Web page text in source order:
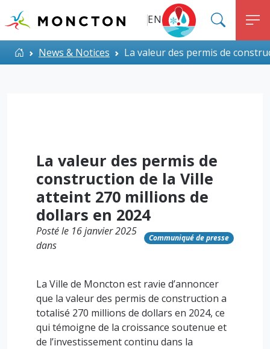
Top Menu
EN
ALERT MONCTON
Accueil
News & Notices La valeur des permis de
La valeur des permis de
construction de la Ville
atteint 270 millions de
dollars en 2024
Posté le 16 janvier 2025
dans
Communiqué de presse
La Ville de Moncton est ravie d’annoncer
que la valeur des permis de construction a
totalisé 270 millions de dollars en 2024, ce
qui témoigne de la croissance soutenue et
de l’investissement continu dans la